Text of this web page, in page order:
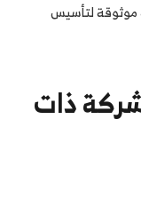
موثوقة لتأسيس
ذات